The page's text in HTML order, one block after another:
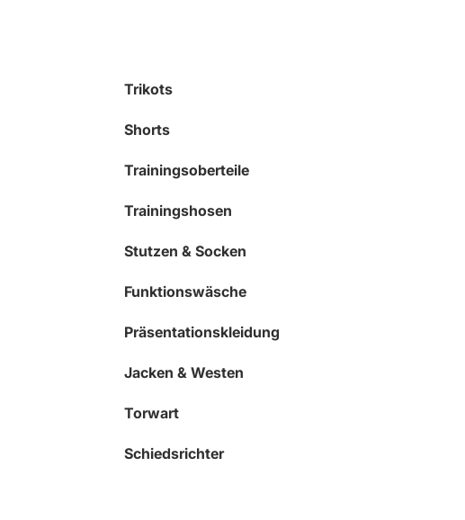
Trikots
Shorts
Trainingsoberteile
Trainingshosen
Stutzen & Socken
Funktionswäsche
Präsentationskleidung
Jacken & Westen
Torwart
Schiedsrichter